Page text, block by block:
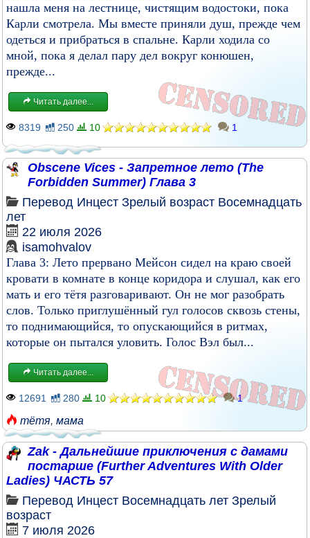
нашла меня на лестнице, чистящим водостоки, пока
Карли смотрела. Мы вместе приняли душ, прежде чем
одеться и прибраться в спальне. Карли ходила со
мной, пока я делал пару дел вокруг конюшен,
прежде...
Читать далее...
8319 250 10 1
Obscene Vices - Запретное лето (The
Forbidden Summer) Глава 3
Перевод Инцест Зрелый возраст Восемнадцать
лет
22 июля 2026
isamohvalov
Глава 3: Лето прервано Мейсон сидел на краю своей
кровати в комнате в конце коридора и слушал, как его
мать и его тётя разговаривают. Он не мог разобрать
слов. Только приглушённый гул голосов сквозь стены,
то поднимающийся, то опускающийся в ритмах,
которые он пытался уловить. Голос Вэл был...
Читать далее...
12691 280 10 1
тётя, мама
Zak - Дальнейшие приключения с дамами
постарше (Further Adventures With Older
Ladies) ЧАСТЬ 57
Перевод Инцест Восемнадцать лет Зрелый
возраст
7 июля 2026